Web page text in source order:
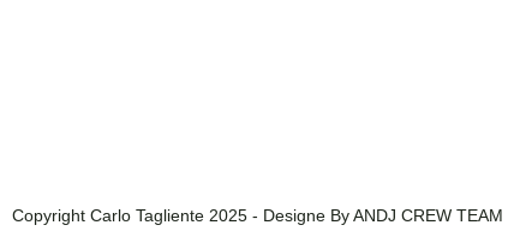
Copyright Carlo Tagliente 2025 - Designe By ANDJ CREW TEAM